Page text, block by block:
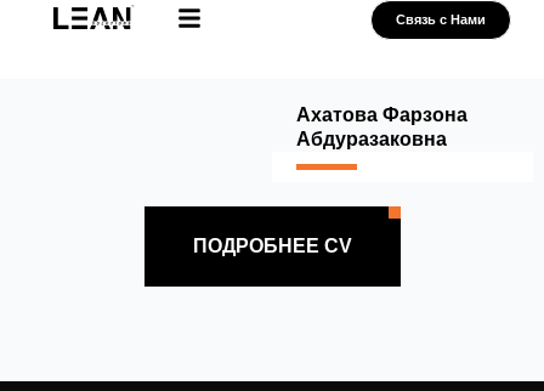
Связь с Нами
Ахатова Фарзона
Абдуразаковна
ПОДРОБНЕЕ CV